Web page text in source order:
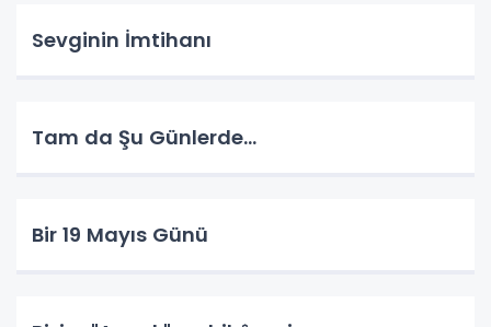
Sevginin İmtihanı
Tam da Şu Günlerde...
Bir 19 Mayıs Günü